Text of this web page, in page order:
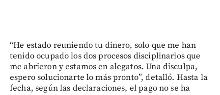
“He estado reuniendo tu dinero, solo que me han
tenido ocupado los dos procesos disciplinarios que
me abrieron y estamos en alegatos. Una disculpa,
espero solucionarte lo más pronto”, detalló. Hasta la
fecha, según las declaraciones, el pago no se ha